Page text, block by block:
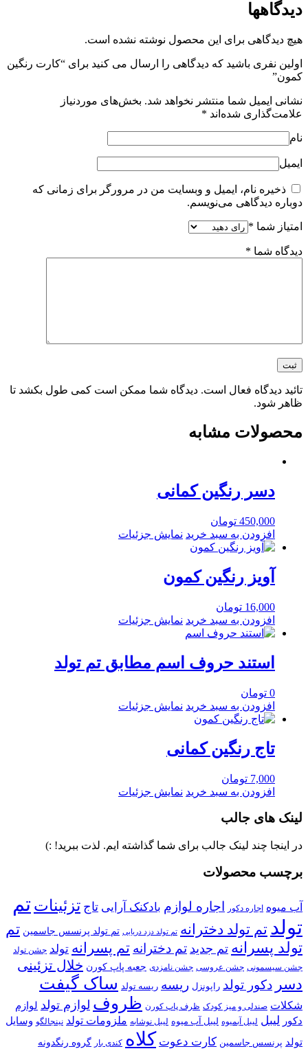
دیدگاهها
هیچ دیدگاهی برای این محصول نوشته نشده است.
اولین نفری باشید که دیدگاهی را ارسال می کنید برای “کارت رنگین
کمون”
نشانی ایمیل شما منتشر نخواهد شد. بخش‌های موردنیاز
علامت‌گذاری شده‌اند *
نام
ایمیل
ذخیره نام، ایمیل و وبسایت من در مرورگر برای زمانی که
دوباره دیدگاهی می‌نویسم.
امتیاز شما *
دیدگاه شما *
تائید دیدگاه فعال است. دیدگاه شما ممکن است کمی طول بکشد تا
ظاهر شود.
محصولات مشابه
دسر رنگین کمانی
450,000 تومان
افزودن به سبد خرید نمایش جزئیات
آویز رنگین کمون
16,000 تومان
افزودن به سبد خرید نمایش جزئیات
استند حروف اسم مطابق تم تولد
0 تومان
افزودن به سبد خرید نمایش جزئیات
تاج رنگین کمانی
7,000 تومان
افزودن به سبد خرید نمایش جزئیات
لینک های جالب
در اینجا چند لینک جالب برای شما گذاشته ایم. لذت ببرید! :)
برچسب محصولات
آب میوه اجاره دکور اجاره لوازم بادکنک آرایی تاج تزئینات تم
تولد تم تولد دخترانه تم تولد دزد دریایی تم تولد پرنسس جاسمین تم
تولد پسرانه تم جدید تم دخترانه تم پسرانه تولد جشن تولد
جشن سیسمونی جشن عروسی جشن نامزدی جعبه پاپ کورن خلال تزئینی
دسر دکور تولد راپونزل ریسه ریسه تولد ساک گیفت
شکلات صندلی و میز کودک ظرف پاپ کورن ظروف لوازم تولد لوازم
دکور لیبل لیبل آبمیوه لیبل آب میوه لیبل نوشابه ملزومات تولد نینجالگو وسایل
تولد پرنسس جاسمین کارت دعوت کلاه کندی بار گروه رنگدونه